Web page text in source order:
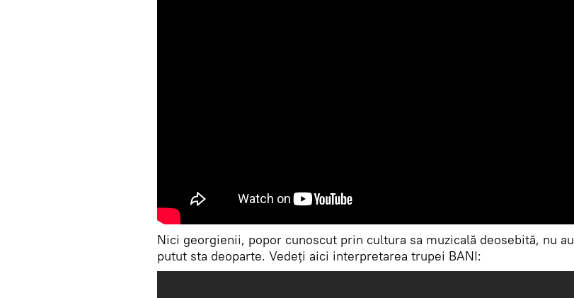
Nici georgienii, popor cunoscut prin cultura sa muzicală deosebită, nu au
putut sta deoparte. Vedeți aici interpretarea trupei BANI: